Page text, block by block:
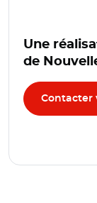
Une
de
Contacter